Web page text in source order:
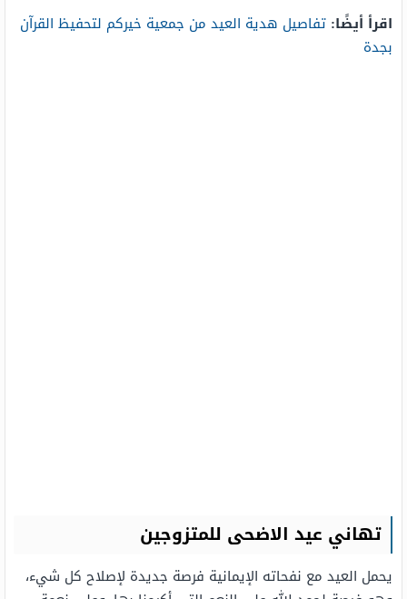
اقرأ أيضًا: تفاصيل هدية العيد من جمعية خيركم لتحفيظ القرآن
بجدة
تهاني عيد الاضحى للمتزوجين
يحمل العيد مع نفحاته الإيمانية فرصة جديدة لإصلاح كل شيء،